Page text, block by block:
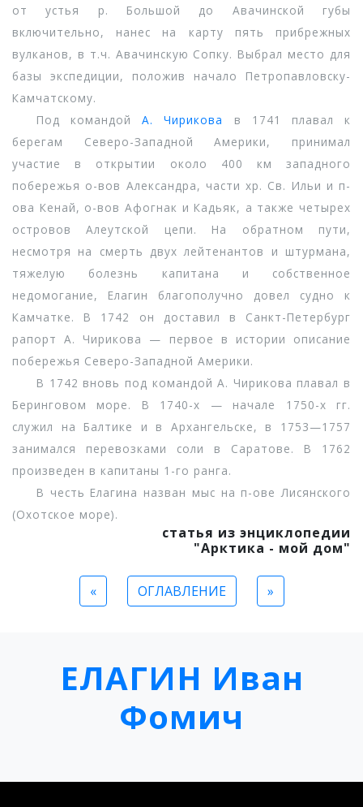
от устья р. Большой до Авачинской губы
включительно, нанес на карту пять прибрежных
вулканов, в т.ч. Авачинскую Сопку. Выбрал место для
базы экспедиции, положив начало Петропавловску-
Камчатскому.
Под командойА. Чирикова
в 1741 плавал к
берегам Северо-Западной Америки, принимал
участие в открытии около 400 км западного
побережья о-вов Александра, части хр. Св. Ильи и п-
ова Кенай, о-вов Афогнак и Кадьяк, а также четырех
островов Алеутской цепи. На обратном пути,
несмотря на смерть двух лейтенантов и штурмана,
тяжелую болезнь капитана и собственное
недомогание, Елагин благополучно довел судно к
Камчатке. В 1742 он доставил в Санкт-Петербург
рапорт А. Чирикова — первое в истории описание
побережья Северо-Западной Америки.
В 1742 вновь под командой А. Чирикова плавал в
Беринговом море. В 1740-х — начале 1750-х гг.
служил на Балтике и в Архангельске, в 1753—1757
занимался перевозками соли в Саратове. В 1762
произведен в капитаны 1-го ранга.
В честь Елагина назван мыс на п-ове Лисянского
(Охотское море).
статья из энциклопедии
"Арктика - мой дом"
« ОГЛАВЛЕНИЕ »
ЕЛАГИН Иван
Фомич